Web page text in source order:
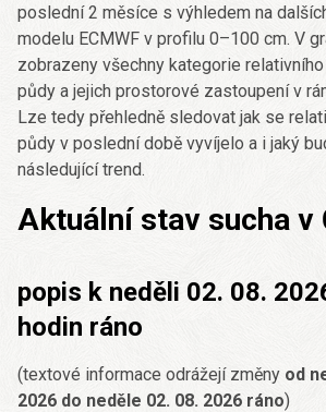
poslední 2 měsíce s výhledem na
modelu ECMWF v profilu 0–100 cm. V
zobrazeny všechny kategorie
půdy a jejich prostorové zastoupení v
Lze tedy přehledně sledovat jak se
půdy v poslední době vyvíjelo a i jaký
následující trend.
Aktuální stav sucha v
popis k neděli 02. 08.
hodin ráno
(textové informace odrážejí změny od
2026 do neděle 02. 08. 2026 ráno)